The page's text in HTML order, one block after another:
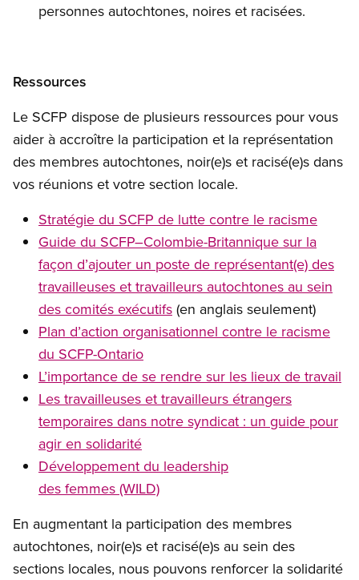
personnes autochtones, noires et racisées.
Ressources
Le SCFP dispose de plusieurs ressources pour vous
aider à accroître la participation et la représentation
des membres autochtones, noir(e)s et racisé(e)s dans
vos réunions et votre section locale.
Stratégie du SCFP de lutte contre le racisme
Guide du SCFP–Colombie-Britannique sur la
façon d’ajouter un poste de représentant(e) des
travailleuses et travailleurs autochtones au sein
des comités exécutifs (en anglais seulement)
Plan d’action organisationnel contre le racisme
du SCFP-Ontario
L’importance de se rendre sur les lieux de travail
Les travailleuses et travailleurs étrangers
temporaires dans notre syndicat : un guide pour
agir en solidarité
Développement du leadership
des femmes (WILD)
En augmentant la participation des membres
autochtones, noir(e)s et racisé(e)s au sein des
sections locales, nous pouvons renforcer la solidarité